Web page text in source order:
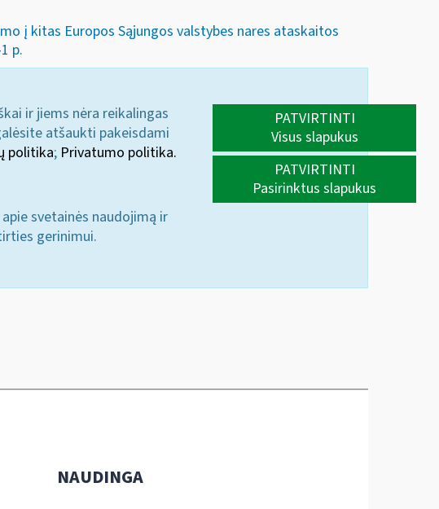
į kitas Europos Sąjungos valstybes nares ataskaitos
p.
ir jiems nėra reikalingas
atšaukti pakeisdami
politika; Privatumo politika.
svetainės naudojimą ir
gerinimui.
PATVIRTINTI
Visus slapukus
PATVIRTINTI
Pasirinktus slapukus
NAUDINGA